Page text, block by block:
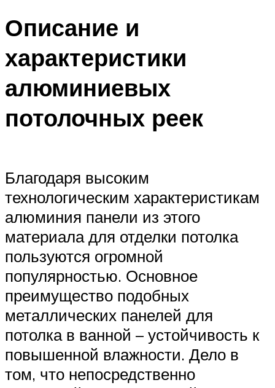
Описание и
характеристики
алюминиевых
потолочных реек
Благодаря высоким
технологическим характеристикам
алюминия панели из этого
материала для отделки потолка
пользуются огромной
популярностью. Основное
преимущество подобных
металлических панелей для
потолка в ванной – устойчивость к
повышенной влажности. Дело в
том, что непосредственно